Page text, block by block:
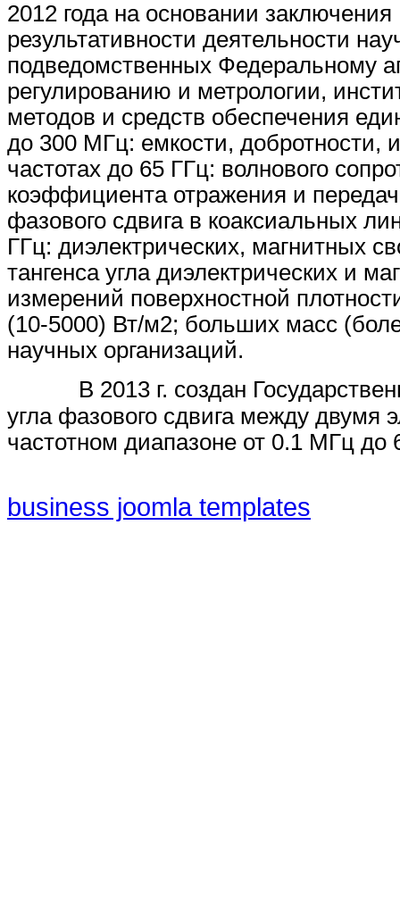
2012 года на основании
результативности деятельности
подведомственных Федеральному
регулированию и метрологии,
методов и средств обеспечения
до 300 МГц: емкости, добротности,
частотах до 65 ГГц: волнового
коэффициента отражения и
фазового сдвига в коаксиальных
ГГц: диэлектрических, магнитных
тангенса угла диэлектрических и
измерений поверхностной
(10-5000) Вт/м2; больших масс
научных организаций.
В 2013 г. создан
угла фазового сдвига между двумя
частотном диапазоне от 0.1 МГц до
business joomla templates